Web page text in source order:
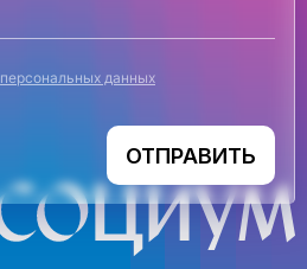
персональных данных
ОТПРАВИТЬ